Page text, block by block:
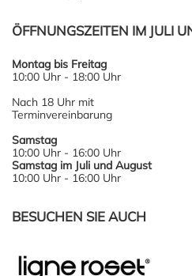
ÖFFNUNGSZEITEN IM JULI
Montag bis Freitag
10:00 Uhr - 18:00 Uhr
Nach 18 Uhr mit
Terminvereinbarung
Samstag
10:00 Uhr - 16:00 Uhr
Samstag im Juli und August
10:00 Uhr - 16:00 Uhr
BESUCHEN SIE AUCH